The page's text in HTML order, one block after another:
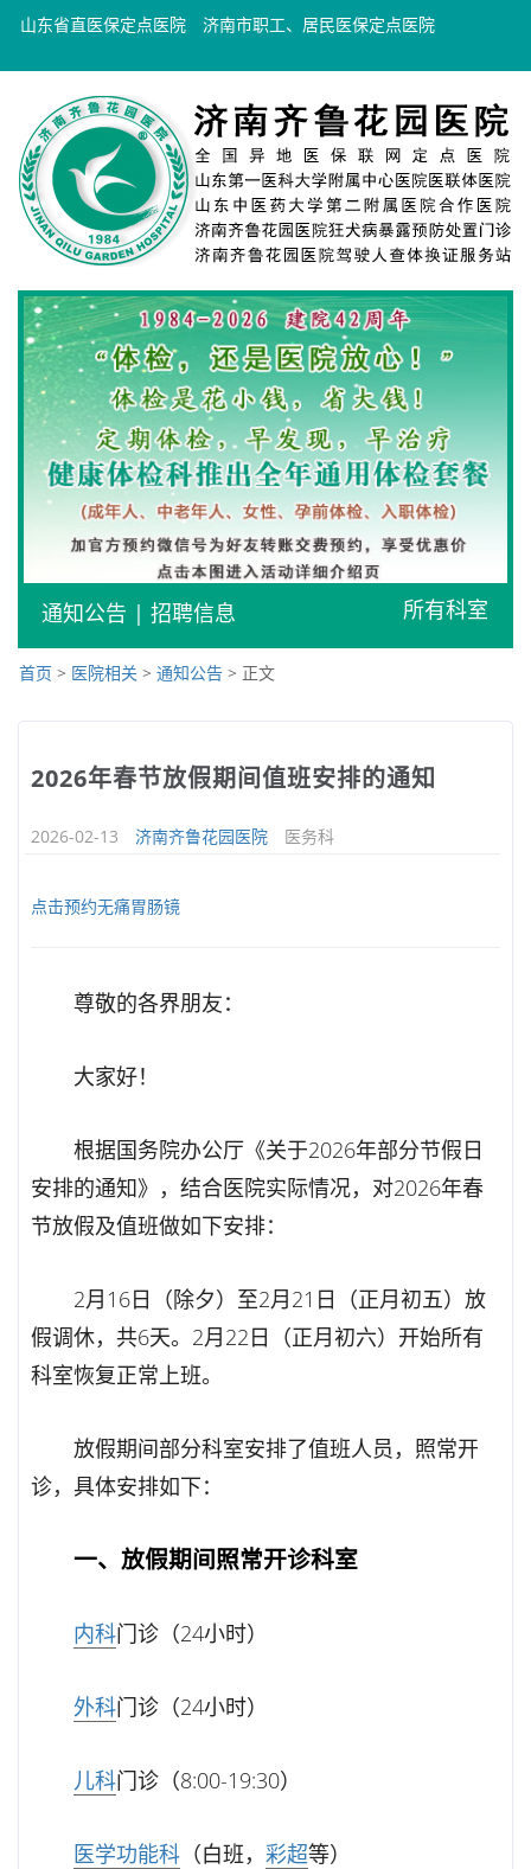
山东省直医保定点医院 济南市职工、居民医保定点医院
所有科室
通知公告 | 招聘信息
首页 > 医院相关 > 通知公告 > 正文
2026年春节放假期间值班安排的通知
2026-02-13 济南齐鲁花园医院 医务科
点击预约无痛胃肠镜
尊敬的各界朋友：
大家好！
根据国务院办公厅《关于2026年部分节假日
安排的通知》，结合医院实际情况，对2026年春
节放假及值班做如下安排：
2月16日（除夕）至2月21日（正月初五）放
假调休，共6天。2月22日（正月初六）开始所有
科室恢复正常上班。
放假期间部分科室安排了值班人员，照常开
诊，具体安排如下：
一、放假期间照常开诊科室
内科门诊（24小时）
外科门诊（24小时）
儿科门诊（8:00-19:30）
医学功能科 （白班， 彩超等）